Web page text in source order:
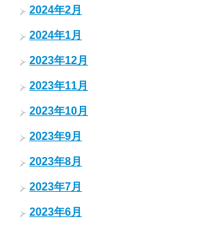
2024年2月
2024年1月
2023年12月
2023年11月
2023年10月
2023年9月
2023年8月
2023年7月
2023年6月